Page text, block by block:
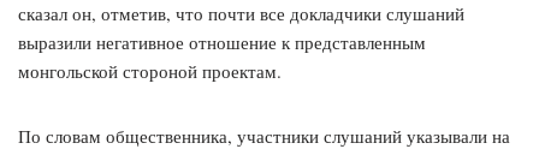
сказал он, отметив, что почти все докладчики слушаний
выразили негативное отношение к представленным
монгольской стороной проектам.
По словам общественника, участники слушаний указывали на